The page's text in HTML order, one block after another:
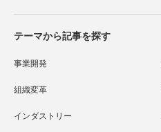
テーマから記事を探す
事業開発
組織変革
インダストリー